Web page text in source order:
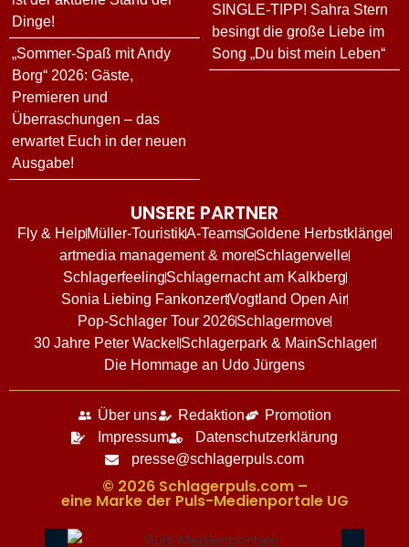
Dinge!
„Sommer-Spaß mit Andy
Borg“ 2026: Gäste,
Premieren und
Überraschungen – das
erwartet Euch in der neuen
Ausgabe!
SINGLE-TIPP! Sahra Stern
besingt die große Liebe im
Song „Du bist mein Leben“
UNSERE PARTNER
Fly & HelpMüller-TouristikA-TeamsGoldene Herbstklänge
artmedia management & moreSchlagerwelle
SchlagerfeelingSchlagernacht am Kalkberg
Sonia Liebing FankonzertVogtland Open Air
Pop-Schlager Tour 2026Schlagermove
30 Jahre Peter Wackel Schlagerpark & MainSchlager
Die Hommage an Udo Jürgens
Über uns Redaktion
Promotion
Impressum
Datenschutzerklärung
presse@schlagerpuls.com
© 2026 Schlagerpuls.com –
eine Marke der Puls-Medienportale UG​